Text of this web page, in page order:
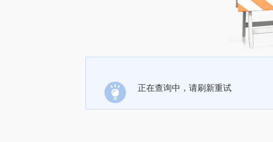
正在查询中，请刷新重试